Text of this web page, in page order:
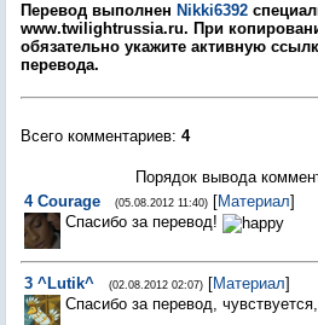
Перевод выполнен Nikki6392
www.twilightrussia.ru. При
обязательно укажите активную
перевода.
Всего комментариев: 4
Порядок вывода
4 Courage (05.08.2012 11:40) [Материал]
Спасибо за перевод!
3 ^Lutik^ (02.08.2012 02:07) [Материал]
Спасибо за перевод,